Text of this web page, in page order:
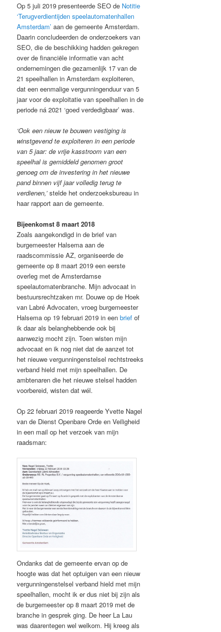
Op 5 juli 2019 presenteerde SEO de Notitie
‘Terugverdientijden speelautomatenhallen
Amsterdam’ aan de gemeente Amsterdam.
Daarin concludeerden de onderzoekers van
SEO, die de beschikking hadden gekregen
over de financiële informatie van acht
ondernemingen die gezamenlijk 17 van de
21 speelhallen in Amsterdam exploiteren,
dat een eenmalige vergunningenduur van 5
jaar voor de exploitatie van speelhallen in de
periode ná 2021 ‘goed verdedigbaar’ was.
‘Ook een nieuw te bouwen vestiging is
winstgevend te exploiteren in een periode
van 5 jaar: de vrije kasstroom van een
speelhal is gemiddeld genomen groot
genoeg om de investering in het nieuwe
pand binnen vijf jaar volledig terug te
verdienen,’stelde het onderzoeksbureau in
haar rapport aan de gemeente.
Bijeenkomst 8 maart 2018
Zoals aangekondigd in de brief van
burgemeester Halsema aan de
raadscommissie AZ, organiseerde de
gemeente op 8 maart 2019 een eerste
overleg met de Amsterdamse
speelautomatenbranche. Mijn advocaat in
bestuursrechtzaken mr. Douwe op de Hoek
van Labré Advocaten, vroeg burgemeester
Halsema op 19 februari 2019 in eenbrief of
ik daar als belanghebbende ook bij
aanwezig mocht zijn. Toen wisten mijn
advocaat en ik nog niet dat de aanzet tot
het nieuwe vergunningenstelsel rechtstreeks
verband hield met mijn speelhallen. De
ambtenaren die het nieuwe stelsel hadden
voorbereid, wisten dat wél.
Op 22 februari 2019 reageerde Yvette Nagel
van de Dienst Openbare Orde en Veiligheid
in een mail op het verzoek van mijn
raadsman:
Ondanks dat de gemeente ervan op de
hoogte was dat het optuigen van een nieuw
vergunningenstelsel verband hield met mijn
speelhallen, mocht ik er dus niet bij zijn als
de burgemeester op 8 maart 2019 met de
branche in gesprek ging. De heer La Lau
was daarentegen wel welkom. Hij kreeg als